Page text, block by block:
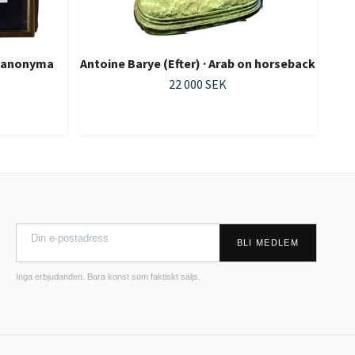
Antoine Barye (Efter) · Arab on horseback
22 000 SEK
BLI MEDLEM
Inga erbjudanden. Bara konst som faktiskt säljs.